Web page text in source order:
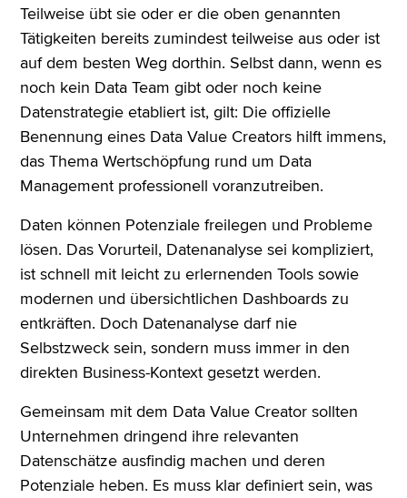
Teilweise übt sie oder er die oben genannten
Tätigkeiten bereits zumindest teilweise aus oder ist
auf dem besten Weg dorthin. Selbst dann, wenn es
noch kein Data Team gibt oder noch keine
Datenstrategie etabliert ist, gilt: Die offizielle
Benennung eines Data Value Creators hilft immens,
das Thema Wertschöpfung rund um Data
Management professionell voranzutreiben.
Daten können Potenziale freilegen und Probleme
lösen. Das Vorurteil, Datenanalyse sei kompliziert,
ist schnell mit leicht zu erlernenden Tools sowie
modernen und übersichtlichen Dashboards zu
entkräften. Doch Datenanalyse darf nie
Selbstzweck sein, sondern muss immer in den
direkten Business-Kontext gesetzt werden.
Gemeinsam mit dem Data Value Creator sollten
Unternehmen dringend ihre relevanten
Datenschätze ausfindig machen und deren
Potenziale heben. Es muss klar definiert sein, was